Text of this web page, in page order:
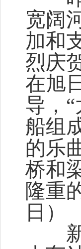
宽阔
加和
烈庆
在旭
导，
船组
的乐
桥和
隆重
日）
新